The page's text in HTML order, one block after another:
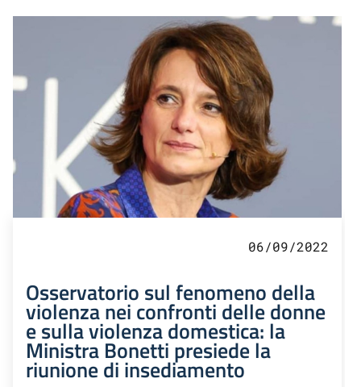
06/09/2022
Osservatorio sul fenomeno della
violenza nei confronti delle donne
e sulla violenza domestica: la
Ministra Bonetti presiede la
riunione di insediamento